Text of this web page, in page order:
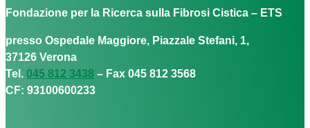
Fondazione per la Ricerca sulla Fibrosi Cistica – ETS
presso Ospedale Maggiore, Piazzale Stefani, 1,
37126 Verona
Tel. 045 812 3438 – Fax 045 812 3568
CF: 93100600233